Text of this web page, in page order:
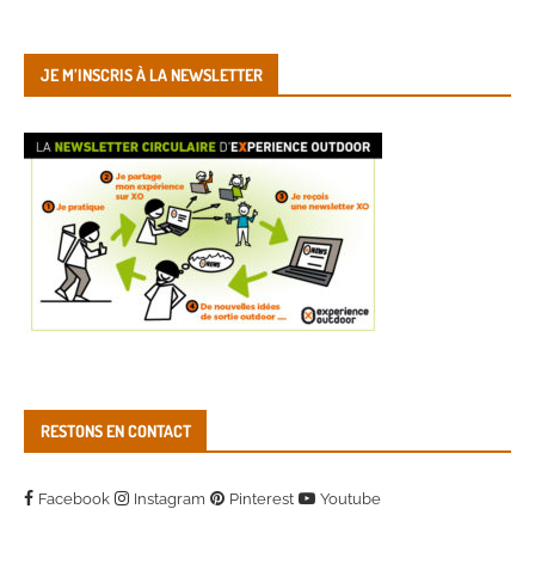
JE M’INSCRIS À LA NEWSLETTER
RESTONS EN CONTACT
Facebook Instagram Pinterest Youtube